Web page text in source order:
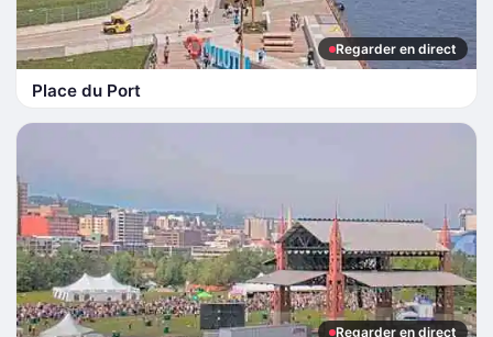
Regarder en direct
Place du Port
Regarder en direct